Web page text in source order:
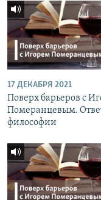
17 ДЕКАБРЯ 2021
Поверх барьеров с
Померанцевым.
философии